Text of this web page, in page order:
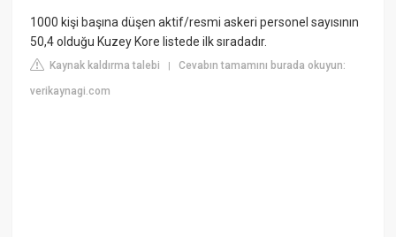
1000 kişi başına düşen aktif/resmi askeri personel sayısının
50,4 olduğu Kuzey Kore listede ilk sıradadır.
Kaynak kaldırma talebi |Cevabın tamamını burada okuyun:
verikaynagi.com